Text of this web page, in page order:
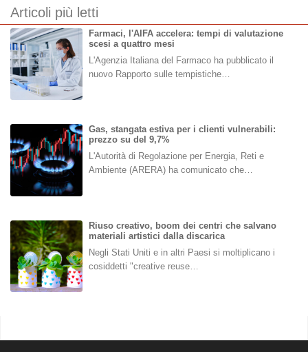
Articoli più letti
Farmaci, l'AIFA accelera: tempi di valutazione
scesi a quattro mesi
L'Agenzia Italiana del Farmaco ha pubblicato il
nuovo Rapporto sulle tempistiche…
Gas, stangata estiva per i clienti vulnerabili:
prezzo su del 9,7%
L'Autorità di Regolazione per Energia, Reti e
Ambiente (ARERA) ha comunicato che…
Riuso creativo, boom dei centri che salvano
materiali artistici dalla discarica
Negli Stati Uniti e in altri Paesi si moltiplicano i
cosiddetti "creative reuse…